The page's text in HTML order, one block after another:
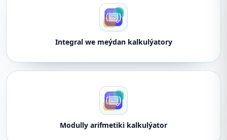
Integral we meýdan kalkulýatory
Modully arifmetiki kalkulýator